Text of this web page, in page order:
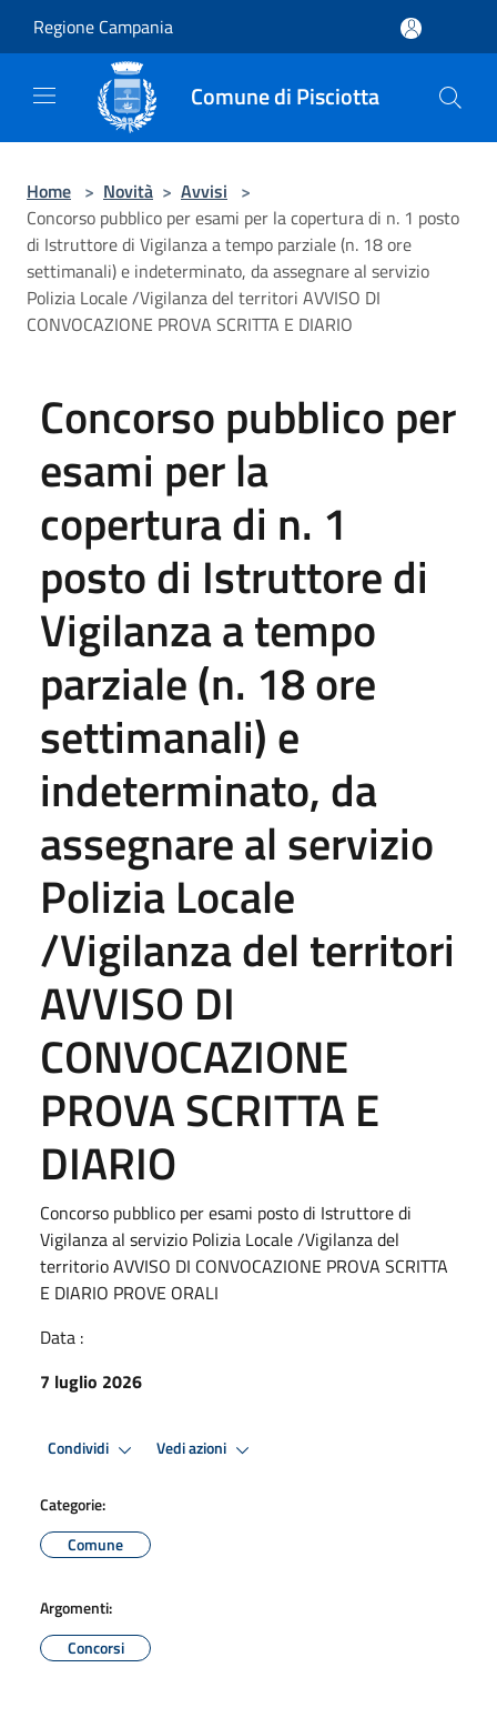
Regione Campania
Comune di Pisciotta
Home > Novità > Avvisi >
Concorso pubblico per esami per la copertura di n. 1 posto
di Istruttore di Vigilanza a tempo parziale (n. 18 ore
settimanali) e indeterminato, da assegnare al servizio
Polizia Locale /Vigilanza del territori AVVISO DI
CONVOCAZIONE PROVA SCRITTA E DIARIO
Concorso pubblico per
esami per la
copertura di n. 1
posto di Istruttore di
Vigilanza a tempo
parziale (n. 18 ore
settimanali) e
indeterminato, da
assegnare al servizio
Polizia Locale
/Vigilanza del territori
AVVISO DI
CONVOCAZIONE
PROVA SCRITTA E
DIARIO
Concorso pubblico per esami posto di Istruttore di
Vigilanza al servizio Polizia Locale /Vigilanza del
territorio AVVISO DI CONVOCAZIONE PROVA SCRITTA
E DIARIO PROVE ORALI
Data :
7 luglio 2026
Condividi Vedi azioni
Categorie:
Comune
Argomenti:
Concorsi